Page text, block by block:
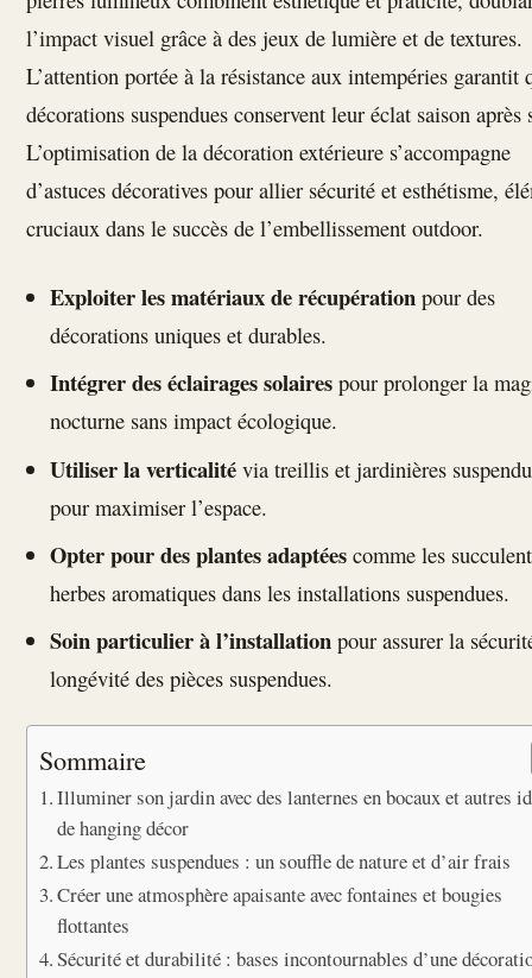
l’impact visuel grâce à des jeux de lumière et de textures.
L’attention portée à la résistance aux intempéries garantit
décorations suspendues conservent leur éclat saison après
L’optimisation de la décoration extérieure s’accompagne
d’astuces décoratives pour allier sécurité et esthétisme,
cruciaux dans le succès de l’embellissement outdoor.
Exploiter les matériaux de récupération pour des
décorations uniques et durables.
Intégrer des éclairages solaires pour prolonger la
nocturne sans impact écologique.
Utiliser la verticalité via treillis et jardinières
pour maximiser l’espace.
Opter pour des plantes adaptées comme les
herbes aromatiques dans les installations suspendues.
Soin particulier à l’installation pour assurer la
longévité des pièces suspendues.
Sommaire
Illuminer son jardin avec des lanternes en bocaux et autres
de hanging décor
Les plantes suspendues : un souffle de nature et d’air frais
Créer une atmosphère apaisante avec fontaines et bougies
flottantes
Sécurité et durabilité : bases incontournables d’une